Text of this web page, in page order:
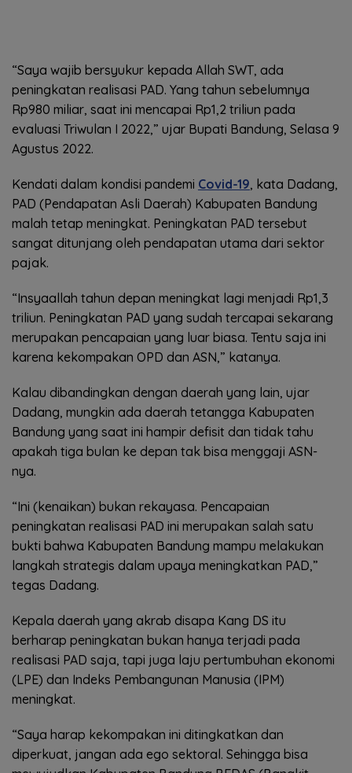
“Saya wajib bersyukur kepada Allah SWT, ada
peningkatan realisasi PAD. Yang tahun sebelumnya
Rp980 miliar, saat ini mencapai Rp1,2 triliun pada
evaluasi Triwulan I 2022,” ujar Bupati Bandung, Selasa 9
Agustus 2022.
Kendati dalam kondisi pandemi Covid-19 , kata Dadang,
PAD (Pendapatan Asli Daerah) Kabupaten Bandung
malah tetap meningkat. Peningkatan PAD tersebut
sangat ditunjang oleh pendapatan utama dari sektor
pajak.
“Insyaallah tahun depan meningkat lagi menjadi Rp1,3
triliun. Peningkatan PAD yang sudah tercapai sekarang
merupakan pencapaian yang luar biasa. Tentu saja ini
karena kekompakan OPD dan ASN,” katanya.
Kalau dibandingkan dengan daerah yang lain, ujar
Dadang, mungkin ada daerah tetangga Kabupaten
Bandung yang saat ini hampir defisit dan tidak tahu
apakah tiga bulan ke depan tak bisa menggaji ASN-
nya.
“Ini (kenaikan) bukan rekayasa. Pencapaian
peningkatan realisasi PAD ini merupakan salah satu
bukti bahwa Kabupaten Bandung mampu melakukan
langkah strategis dalam upaya meningkatkan PAD,”
tegas Dadang.
Kepala daerah yang akrab disapa Kang DS itu
berharap peningkatan bukan hanya terjadi pada
realisasi PAD saja, tapi juga laju pertumbuhan ekonomi
(LPE) dan Indeks Pembangunan Manusia (IPM)
meningkat.
“Saya harap kekompakan ini ditingkatkan dan
diperkuat, jangan ada ego sektoral. Sehingga bisa